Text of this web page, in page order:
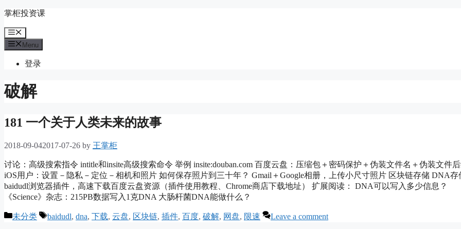
Skip
content
掌柜投资课
Menu
Menu
登录
破解
181 一个关于人类未来的故事
2018-09-042017-07-26 by 王掌柜
讨论：高级搜索指令 intitle和insite高级搜索命令 举例 insite:douban.com 百度云盘：压缩包＋密码保护＋伪装文件名＋伪装文件
iOS用户：设置－隐私－定位－相机和照片 如何保存照片到三十年？ Gmail＋Google相册，上传小尺寸照片 区块链存储 DNA存
baidudl浏览器插件，高速下载百度云盘资源（插件使用教程、Chrome商店下载地址） 扩展阅读： DNA可以写入多少信息？
《Science》杂志：215PB数据写入1克DNA 大肠杆菌DNA能做什么？
Categories
未分类 Tags
baidudl, dna, 下载, 云盘, 区块链, 插件, 百度, 破解, 网盘, 限速 Leave a comment